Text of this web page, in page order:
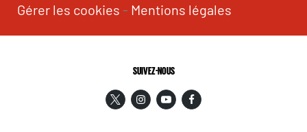
Gérer les cookies - Mentions légales
SUIVEZ-NOUS